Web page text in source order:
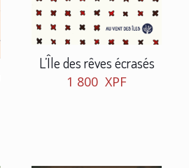
L’Île des rêves écrasés
1 800 XPF